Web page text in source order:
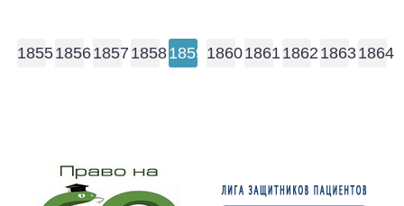
185518561857 18581859 18601861 1862 18631864